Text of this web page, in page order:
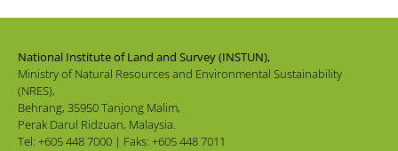
National Institute of Land and Survey (INSTUN),
Ministry of Natural Resources and Environmental Sustainability
(NRES),
Behrang, 35950 Tanjong Malim,
Perak Darul Ridzuan, Malaysia.
Tel: +605 448 7000 | Faks: +605 448 7011